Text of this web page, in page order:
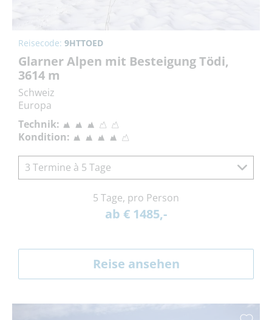
Reisecode: 9HTTOED
Glarner Alpen mit Besteigung Tödi,
3614 m
Schweiz
Europa
Technik:
Kondition:
3 Termine à 5 Tage
5 Tage, pro Person
ab € 1485,-
Reise ansehen